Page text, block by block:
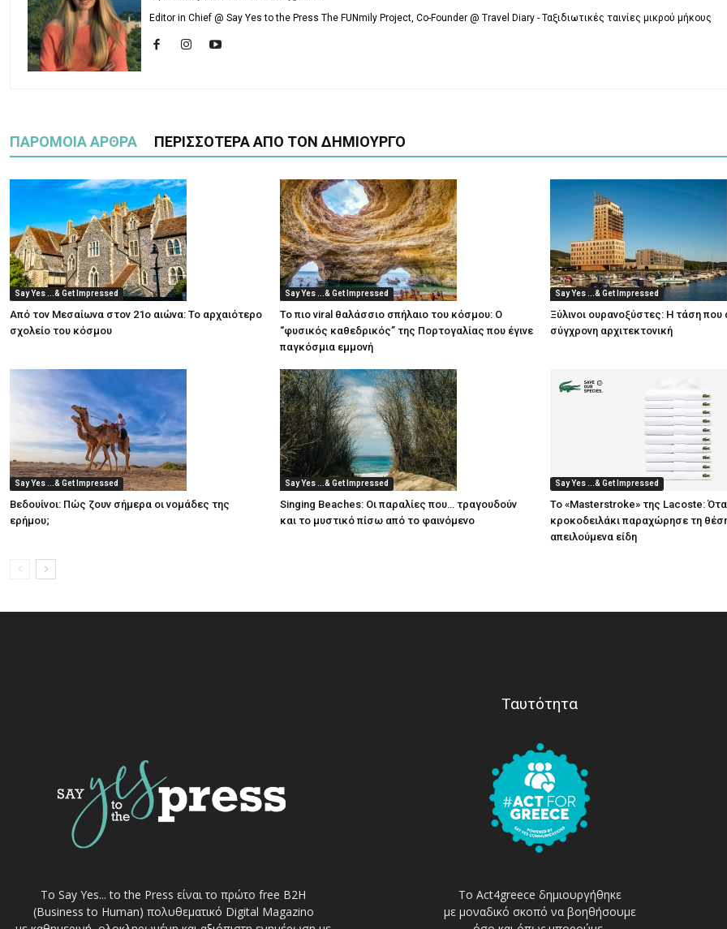
Editor in Chief @ Say Yes to the Press The FUNmily Project, Co-Founder @ Travel Diary - Ταξιδιωτικές ταινίες μικρού μήκους
ΠΑΡΟΜΟΙΑ ΑΡΘΡΑ ΠΕΡΙΣΣΟΤΕΡΑ ΑΠΟ ΤΟΝ ΔΗΜΙΟΥΡΓΟ
Say Yes ...& Get Impressed
Από τον Μεσαίωνα στον 21ο αιώνα: Το αρχαιότερο
σχολείο του κόσμου
Say Yes ...& Get Impressed
Το πιο viral θαλάσσιο σπήλαιο του κόσμου: Ο
“φυσικός καθεδρικός” της Πορτογαλίας που έγινε
παγκόσμια εμμονή
Say Yes ...& Get Impressed
Ξύλινοι ουρανοξύστες: Η τάση που
σύγχρονη αρχιτεκτονική
Say Yes ...& Get Impressed
Βεδουίνοι: Πώς ζουν σήμερα οι νομάδες της
ερήμου;
Say Yes ...& Get Impressed
Singing Beaches: Οι παραλίες που… τραγουδούν
και το μυστικό πίσω από το φαινόμενο
Say Yes ...& Get Impressed
Το «Masterstroke» της Lacoste:
κροκοδειλάκι παραχώρησε τη
απειλούμενα είδη
Το Say Yes... to the Press είναι το πρώτο free Β2Η
(Business to Human) πολυθεματικό Digital Magazino
Ταυτότητα
Το Act4greece δημιουργήθηκε
με μοναδικό σκοπό να βοηθήσουμε